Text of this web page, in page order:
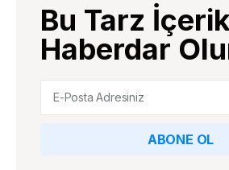
Bu Tarz
Haberdar
ABONE OL